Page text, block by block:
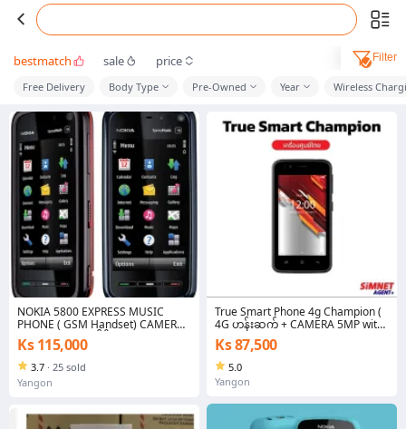
bestmatch sale price Filter
Free Delivery Body Type Pre-Owned Year Wireless
NOKIA 5800 EXPRESS MUSIC
PHONE ( GSM Handset) CAMERA
3.15 MP / WIFI ပါရှိ( Nokia5800)
Brand New အသစ်ပါကင်# Original
BOX+Charger+Battery( နားကျပ်
လက်ဆောင်ပါရှိ)
Ks 115,000
3.7 · 25 sold
Yangon
True Smart Phone 4g Champion (
4G ဟန်းဆက် + CAMERA 5MP with
Wifi # GSM 4G ( Android 8.1
System)
Ks 87,500
5.0
Yangon